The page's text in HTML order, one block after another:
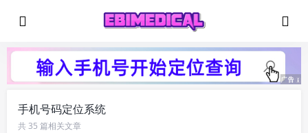
手机号码定位系统
共 35 篇相关文章